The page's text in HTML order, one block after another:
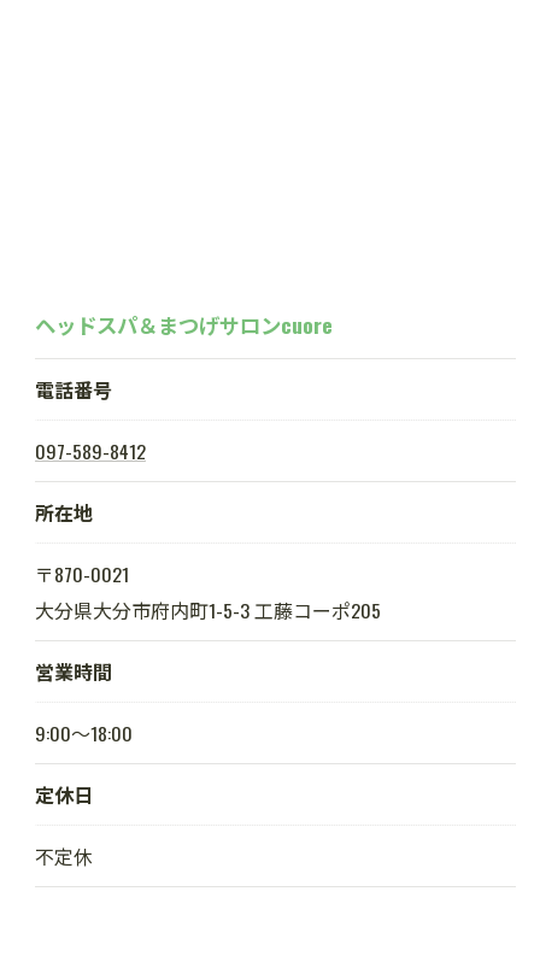
ヘッドスパ＆まつげサロンcuore
電話番号
097-589-8412
所在地
〒870-0021
大分県大分市府内町1-5-3 工藤コーポ205
営業時間
9:00～18:00
定休日
不定休